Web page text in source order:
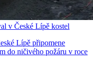
v České Lípě kostel
Lípě připomene
do ničivého požáru v roce